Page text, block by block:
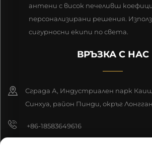
антени с висок печеливш
персонализирани решения.
сигурносни екипи по света.
ВРЪЗКА С НАС
Сграда А, Индустриален парк
Синхуа, район Пинди, окръг
+86-18583649616